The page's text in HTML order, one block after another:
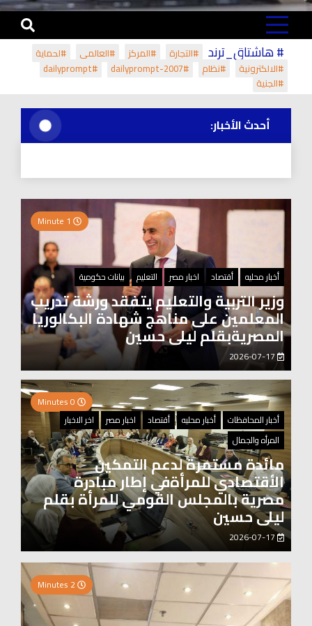
# هاشتاق_ترند #التجارة #المركز #العالمي
#لحماية
#الالكترونية
#نظام #dailyprompt-2007
#dailyprompt
#الجنية
أحدث الأخبار:
أخبار محليه أقتصاد اخبار مصر التعليم بيانات حكومية
وزير التربية والتعليم يتفقد ورشة تدريب
المعلمين على مناهج شهادة البكالوريا
المصريةبقلم ليلى حسين
أخبار المحافظات
أخبار محليه أقتصاد اخبار مصر
اخر الاخبار
المرأه والجمال
مائدة مستمرة لدعم التمكين
الأقتصادي للمرأةفي إطار مبادرة
مصرية بالمجلس القومي للمرأة بقلم
ليلى حسين
2026-07-17